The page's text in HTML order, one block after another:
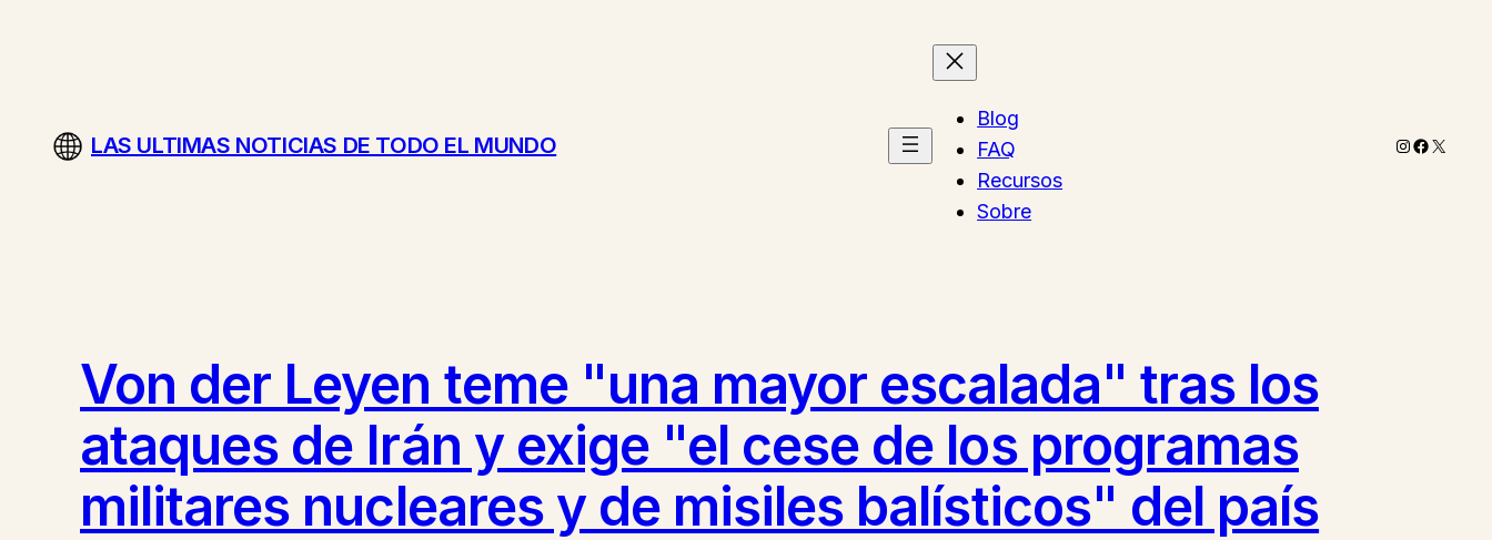
LAS ULTIMAS NOTICIAS DE TODO EL MUNDO
Blog
FAQ
Recursos
Sobre
Instagram
X
Von der Leyen teme "una mayor escalada" tras los
ataques de Irán y exige "el cese de los programas
militares nucleares y de misiles balísticos" del país